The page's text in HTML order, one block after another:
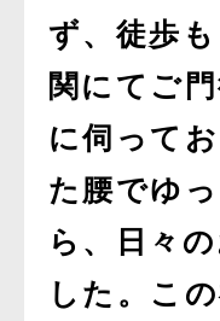
ず、徒歩
関にてご
に伺って
た腰でゆ
ら、日々
した。こ